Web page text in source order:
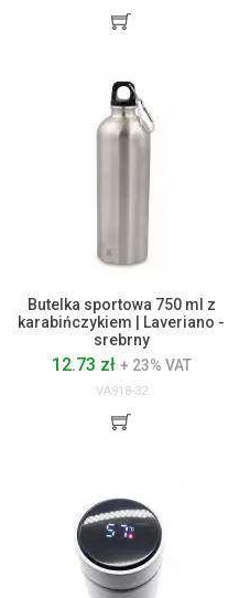
Butelka sportowa 750 ml z
karabińczykiem | Laveriano -
srebrny
12.73 zł + 23% VAT
VA918-32